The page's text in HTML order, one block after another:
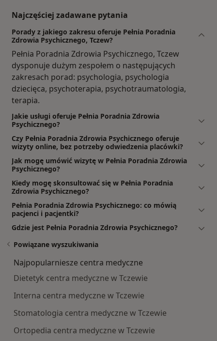
Najczęściej zadawane pytania
Porady z jakiego zakresu oferuje Pełnia Poradnia
Zdrowia Psychicznego, Tczew?
Pełnia Poradnia Zdrowia Psychicznego, Tczew
dysponuje dużym zespołem o następujących
zakresach porad: psychologia, psychologia
dziecięca, psychoterapia, psychotraumatologia,
terapia.
Jakie usługi oferuje Pełnia Poradnia Zdrowia
Psychicznego?
Czy Pełnia Poradnia Zdrowia Psychicznego oferuje
wizyty online, bez potrzeby odwiedzenia placówki?
Jak mogę umówić wizytę w Pełnia Poradnia Zdrowia
Psychicznego?
Kiedy mogę skonsultować się w Pełnia Poradnia
Zdrowia Psychicznego?
Pełnia Poradnia Zdrowia Psychicznego: co mówią
pacjenci i pacjentki?
Gdzie jest Pełnia Poradnia Zdrowia Psychicznego?
Powiązane wyszukiwania
Najpopularniesze centra medyczne
Dietetyk centra medyczne w Tczewie
Interna centra medyczne w Tczewie
Stomatologia centra medyczne w Tczewie
Ortopedia centra medyczne w Tczewie